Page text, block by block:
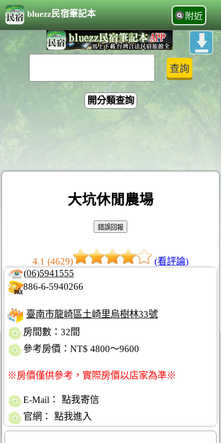
bluezz民宿筆記本 附近
開分類查詢
大坑休閒農場
4.1 (4629)
(看評論)
(06)5941555
886-6-5940266
臺南市龍崎區土崎里烏樹林33號
房間數：32間
參考房價：NT$ 4800～9600
※房價僅供參考，實際房價以店家為準※
E-Mail：
點我寄信
官網：
點我進入